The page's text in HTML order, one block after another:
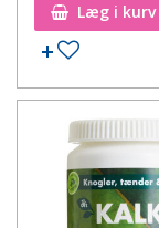
Læg i kurv
Tilføj til